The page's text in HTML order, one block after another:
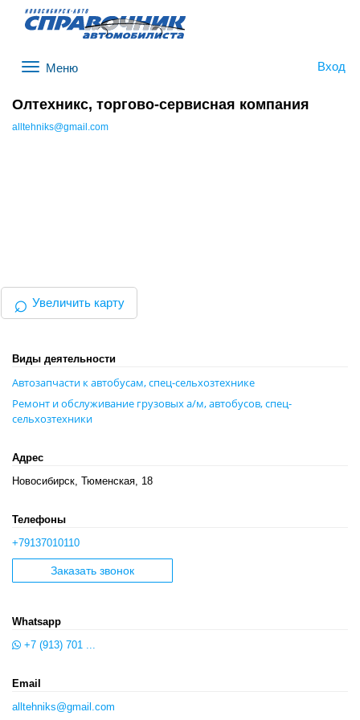
Вход
Олтехникс, торгово-сервисная компания
alltehniks@gmail.com
⌕ Увеличить карту
Виды деятельности
Автозапчасти к автобусам, спец-сельхозтехнике
Ремонт и обслуживание грузовых а/м, автобусов, спец-
сельхозтехники
Адрес
Новосибирск, Тюменская, 18
Телефоны
+79137010110
Заказать звонок
Whatsapp
+7 (913) 701 ...
Email
alltehniks@gmail.com